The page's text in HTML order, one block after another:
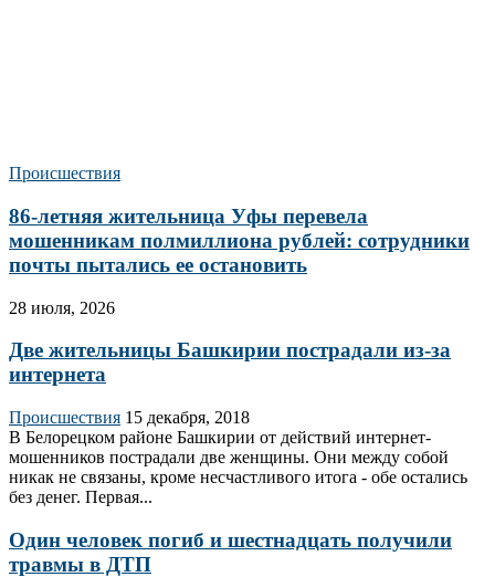
Происшествия
86-летняя жительница Уфы перевела
мошенникам полмиллиона рублей: сотрудники
почты пытались ее остановить
28 июля, 2026
Две жительницы Башкирии пострадали из-за
интернета
Происшествия 15 декабря, 2018
В Белорецком районе Башкирии от действий интернет-
мошенников пострадали две женщины. Они между собой
никак не связаны, кроме несчастливого итога - обе остались
без денег. Первая...
Один человек погиб и шестнадцать получили
травмы в ДТП